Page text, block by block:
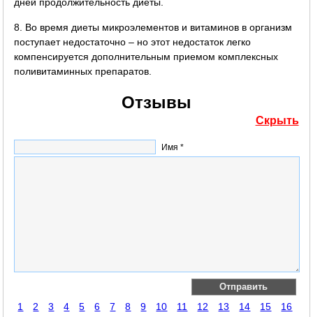
8. Во время диеты микроэлементов и витаминов в организм
поступает недостаточно – но этот недостаток легко
компенсируется дополнительным приемом комплексных
поливитаминных препаратов.
Отзывы
Скрыть
Имя *
1 2 3 4 5 6 7 8 9 10 11 12 13 14 15
16